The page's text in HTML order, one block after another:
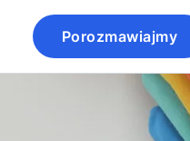
Porozmawiajmy